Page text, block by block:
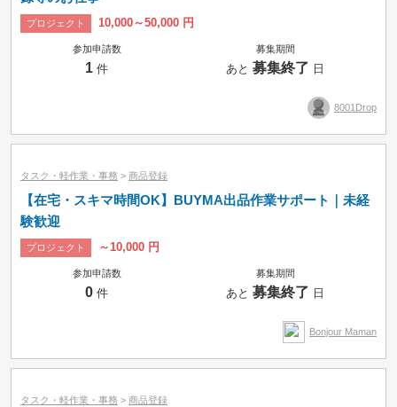
プロジェクト 10,000～50,000 円
参加申請数
1 件
募集期間
あと募集終了 日
8001Drop
タスク・軽作業・事務 > 商品登録
【在宅・スキマ時間OK】BUYMA出品作業サポート｜未経
験歓迎
プロジェクト ～10,000 円
参加申請数
0 件
募集期間
あと募集終了 日
Bonjour Maman
タスク・軽作業・事務 > 商品登録